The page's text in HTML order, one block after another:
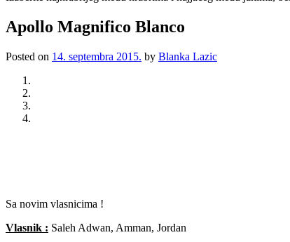
Apollo Magnifico Blanco
Posted on 14. septembra 2015. by Blanka Lazic
Sa novim vlasnicima !
Vlasnik : Saleh Adwan, Amman, Jordan